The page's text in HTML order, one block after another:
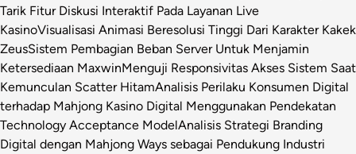
Tarik Fitur Diskusi Interaktif Pada Layanan Live
KasinoVisualisasi Animasi Beresolusi Tinggi Dari Karakter Kakek
ZeusSistem Pembagian Beban Server Untuk Menjamin
Ketersediaan MaxwinMenguji Responsivitas Akses Sistem Saat
Kemunculan Scatter HitamAnalisis Perilaku Konsumen Digital
terhadap Mahjong Kasino Digital Menggunakan Pendekatan
Technology Acceptance ModelAnalisis Strategi Branding
Digital dengan Mahjong Ways sebagai Pendukung Industri